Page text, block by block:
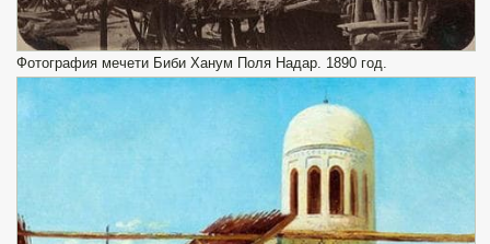
Фотография мечети Биби Ханум Поля Надар. 1890 год.